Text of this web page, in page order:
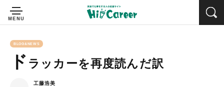
BLOG&NEWS
ド ラッカーを再度読んだ訳
工藤浩美